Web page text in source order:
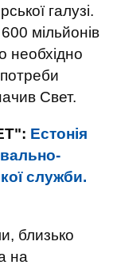
галузі.
мільйонів
необхідно
Свет.
Естонія
служби.
близько
на